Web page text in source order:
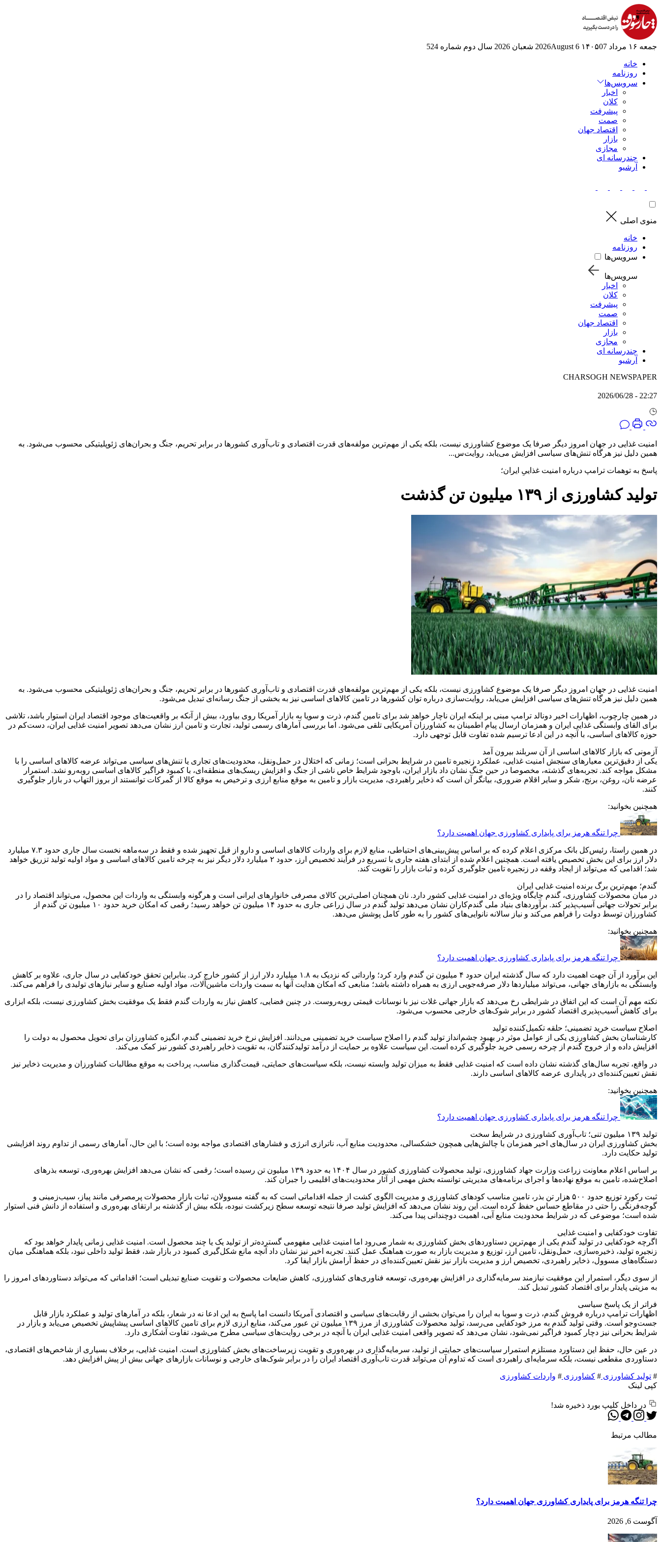
جمعه ۱۶ مرداد ۱۴۰۵ 07 2026August 6 شعبان 2026 سال دوم شماره 524
خانه
روزنامه
سرویس‌ها
اخبار
کلان
پیشرفت
صمت
اقتصاد جهان
بازار
مجازی
چندرسانه ای
آرشیو
منوی اصلی
خانه
روزنامه
سرویس‌ها
سرویس‌ها
اخبار
کلان
پیشرفت
صمت
اقتصاد جهان
بازار
مجازی
چندرسانه ای
آرشیو
CHARSOGH NEWSPAPER
22:27 - 2026/06/28
امنیت غذایی در جهان امروز دیگر صرفا یک موضوع کشاورزی نیست، بلکه یکی از مهم‌ترین مولفه‌های قدرت اقتصادی و تاب‌آوری کشورها در برابر تحریم، جنگ و بحران‌های ژئوپلیتیکی محسوب می‌شود. به
همین دلیل نیز هرگاه تنش‌های سیاسی افزایش می‌یابد، روایت‌س...
پاسخ به توهمات ترامپ درباره امنیت غذاییِ ایران؛
تولید کشاورزی از ۱۳۹ میلیون تن گذشت
امنیت غذایی در جهان امروز دیگر صرفا یک موضوع کشاورزی نیست، بلکه یکی از مهم‌ترین مولفه‌های قدرت اقتصادی و تاب‌آوری کشورها در برابر تحریم، جنگ و بحران‌های ژئوپلیتیکی محسوب می‌شود. به
همین دلیل نیز هرگاه تنش‌های سیاسی افزایش می‌یابد، روایت‌سازی درباره توان کشورها در تامین کالاهای اساسی نیز به بخشی از جنگ رسانه‌ای تبدیل می‌شود.
در همین چارچوب، اظهارات اخیر دونالد ترامپ مبنی بر اینکه ایران ناچار خواهد شد برای تامین گندم، ذرت و سویا به بازار آمریکا روی بیاورد، بیش از آنکه بر واقعیت‌های موجود اقتصاد ایران استوار باشد، تلاشی
برای القای وابستگی غذایی ایران و همزمان ارسال پیام اطمینان به کشاورزان آمریکایی تلقی می‌شود. اما بررسی آمارهای رسمی تولید، تجارت و تامین ارز نشان می‌دهد تصویر امنیت غذایی ایران، دست‌کم در
حوزه کالاهای اساسی، با آنچه در این ادعا ترسیم شده تفاوت قابل توجهی دارد.
آزمونی که بازار کالاهای اساسی از آن سربلند بیرون آمد
یکی از دقیق‌ترین معیارهای سنجش امنیت غذایی، عملکرد زنجیره تامین در شرایط بحرانی است؛ زمانی که اختلال در حمل‌ونقل، محدودیت‌های تجاری یا تنش‌های سیاسی می‌تواند عرضه کالاهای اساسی را با
مشکل مواجه کند. تجربه‌های گذشته، مخصوصا در حین جنگ نشان داد بازار ایران، باوجود شرایط خاص ناشی از جنگ و افزایش ریسک‌های منطقه‌ای، با کمبود فراگیر کالاهای اساسی روبه‌رو نشد. استمرار
عرضه نان، روغن، برنج، شکر و سایر اقلام ضروری، بیانگر آن است که ذخایر راهبردی، مدیریت بازار و تامین به‌ موقع منابع ارزی و ترخیص به موقع کالا از گمرکات توانستند از بروز التهاب در بازار جلوگیری
کنند.
همچنین بخوانید:
چرا تنگه هرمز برای پایداری کشاورزی جهان اهمیت دارد؟
در همین راستا، رئیس‌کل بانک مرکزی اعلام کرده که بر اساس پیش‌بینی‌های احتیاطی، منابع لازم برای واردات کالاهای اساسی و دارو از قبل تجهیز شده و فقط در سه‌ماهه نخست سال جاری حدود ۷.۳ میلیارد
دلار ارز برای این بخش تخصیص یافته است. همچنین اعلام شده از ابتدای هفته جاری با تسریع در فرآیند تخصیص ارز، حدود ۲ میلیارد دلار دیگر نیز به چرخه تامین کالاهای اساسی و مواد اولیه تولید تزریق خواهد
شد؛ اقدامی که می‌تواند از ایجاد وقفه در زنجیره تامین جلوگیری کرده و ثبات بازار را تقویت کند.
گندم؛ مهم‌ترین برگ برنده امنیت غذایی ایران
در میان محصولات کشاورزی، گندم جایگاه ویژه‌ای در امنیت غذایی کشور دارد. نان همچنان اصلی‌ترین کالای مصرفی خانوارهای ایرانی است و هرگونه وابستگی به واردات این محصول، می‌تواند اقتصاد را در
برابر تحولات جهانی آسیب‌پذیر کند. برآوردهای بنیاد ملی گندم‌کاران نشان می‌دهد تولید گندم در سال زراعی جاری به حدود ۱۴ میلیون تن خواهد رسید؛ رقمی که امکان خرید حدود ۱۰ میلیون تن گندم از
کشاورزان توسط دولت را فراهم می‌کند و نیاز سالانه نانوایی‌های کشور را به ‌طور کامل پوشش می‌دهد.
همچنین بخوانید:
چرا تنگه هرمز برای پایداری کشاورزی جهان اهمیت دارد؟
این برآورد از آن جهت اهمیت دارد که سال گذشته ایران حدود ۴ میلیون تن گندم وارد کرد؛ وارداتی که نزدیک به ۱.۸ میلیارد دلار ارز از کشور خارج کرد. بنابراین تحقق خودکفایی در سال جاری، علاوه بر کاهش
وابستگی به بازارهای جهانی، می‌تواند میلیاردها دلار صرفه‌جویی ارزی به همراه داشته باشد؛ منابعی که امکان هدایت آنها به سمت واردات ماشین‌آلات، مواد اولیه صنایع و سایر نیازهای تولیدی را فراهم می‌کند.
نکته مهم آن است که این اتفاق در شرایطی رخ می‌دهد که بازار جهانی غلات نیز با نوسانات قیمتی روبه‌روست. در چنین فضایی، کاهش نیاز به واردات گندم فقط یک موفقیت بخش کشاورزی نیست، بلکه ابزاری
برای کاهش آسیب‌پذیری اقتصاد کشور در برابر شوک‌های خارجی محسوب می‌شود.
اصلاح سیاست خرید تضمینی؛ حلقه تکمیل‌کننده تولید
کارشناسان بخش کشاورزی یکی از عوامل موثر در بهبود چشم‌انداز تولید گندم را اصلاح سیاست خرید تضمینی می‌دانند. افزایش نرخ خرید تضمینی گندم، انگیزه کشاورزان برای تحویل محصول به دولت را
افزایش داده و از خروج گندم از چرخه رسمی خرید جلوگیری کرده است. این سیاست علاوه بر حمایت از درآمد تولیدکنندگان، به تقویت ذخایر راهبردی کشور نیز کمک می‌کند.
در واقع، تجربه سال‌های گذشته نشان داده است که امنیت غذایی فقط به میزان تولید وابسته نیست، بلکه سیاست‌های حمایتی، قیمت‌گذاری مناسب، پرداخت به ‌موقع مطالبات کشاورزان و مدیریت ذخایر نیز
نقش تعیین‌کننده‌ای در پایداری عرضه کالاهای اساسی دارند.
همچنین بخوانید:
چرا تنگه هرمز برای پایداری کشاورزی جهان اهمیت دارد؟
تولید ۱۳۹ میلیون تنی؛ تاب‌آوری کشاورزی در شرایط سخت
بخش کشاورزی ایران در سال‌های اخیر همزمان با چالش‌هایی همچون خشکسالی، محدودیت منابع آب، ناترازی انرژی و فشارهای اقتصادی مواجه بوده است؛ با این حال، آمارهای رسمی از تداوم روند افزایشی
تولید حکایت دارد.
بر اساس اعلام معاونت زراعت وزارت جهاد کشاورزی، تولید محصولات کشاورزی کشور در سال ۱۴۰۴ به حدود ۱۳۹ میلیون تن رسیده است؛ رقمی که نشان می‌دهد افزایش بهره‌وری، توسعه بذرهای
اصلاح‌شده، تامین به ‌موقع نهاده‌ها و اجرای برنامه‌های مدیریتی توانسته بخش مهمی از آثار محدودیت‌های اقلیمی را جبران کند.
ثبت رکورد توزیع حدود ۵۰۰ هزار تن بذر، تامین مناسب کودهای کشاورزی و مدیریت الگوی کشت از جمله اقداماتی است که به گفته مسوولان، ثبات بازار محصولات پرمصرفی مانند پیاز، سیب‌زمینی و
گوجه‌فرنگی را حتی در مقاطع حساس حفظ کرده است. این روند نشان می‌دهد که افزایش تولید صرفا نتیجه توسعه سطح زیرکشت نبوده، بلکه بیش از گذشته بر ارتقای بهره‌وری و استفاده از دانش فنی استوار
شده است؛ موضوعی که در شرایط محدودیت منابع آبی، اهمیت دوچندانی پیدا می‌کند.
تفاوت خودکفایی و امنیت غذایی
اگرچه خودکفایی در تولید گندم یکی از مهم‌ترین دستاوردهای بخش کشاورزی به شمار می‌رود اما امنیت غذایی مفهومی گسترده‌تر از تولید یک یا چند محصول است. امنیت غذایی زمانی پایدار خواهد بود که
زنجیره تولید، ذخیره‌سازی، حمل‌ونقل، تامین ارز، توزیع و مدیریت بازار به ‌صورت هماهنگ عمل کنند. تجربه اخیر نیز نشان داد آنچه مانع شکل‌گیری کمبود در بازار شد، فقط تولید داخلی نبود، بلکه هماهنگی میان
دستگاه‌های مسوول، ذخایر راهبردی، تخصیص ارز و مدیریت بازار نیز نقش تعیین‌کننده‌ای در حفظ آرامش بازار ایفا کرد.
از سوی دیگر، استمرار این موفقیت نیازمند سرمایه‌گذاری در افزایش بهره‌وری، توسعه فناوری‌های کشاورزی، کاهش ضایعات محصولات و تقویت صنایع تبدیلی است؛ اقداماتی که می‌تواند دستاوردهای امروز را
به مزیتی پایدار برای اقتصاد کشور تبدیل کند.
فراتر از یک پاسخ سیاسی
اظهارات ترامپ درباره فروش گندم، ذرت و سویا به ایران را می‌توان بخشی از رقابت‌های سیاسی و اقتصادی آمریکا دانست اما پاسخ به این ادعا نه در شعار، بلکه در آمارهای تولید و عملکرد بازار قابل
جست‌وجو است. وقتی تولید گندم به مرز خودکفایی می‌رسد، تولید محصولات کشاورزی از مرز ۱۳۹ میلیون تن عبور می‌کند، منابع ارزی لازم برای تامین کالاهای اساسی پیشاپیش تخصیص می‌یابد و بازار در
شرایط بحرانی نیز دچار کمبود فراگیر نمی‌شود، نشان می‌دهد که تصویر واقعی امنیت غذایی ایران با آنچه در برخی روایت‌های سیاسی مطرح می‌شود، تفاوت آشکاری دارد.
در عین حال، حفظ این دستاورد مستلزم استمرار سیاست‌های حمایتی از تولید، سرمایه‌گذاری در بهره‌وری و تقویت زیرساخت‌های بخش کشاورزی است. امنیت غذایی، برخلاف بسیاری از شاخص‌های اقتصادی،
دستاوردی مقطعی نیست، بلکه سرمایه‌ای راهبردی است که تداوم آن می‌تواند قدرت تاب‌آوری اقتصاد ایران را در برابر شوک‌های خارجی و نوسانات بازارهای جهانی بیش از پیش افزایش دهد.
# تولید کشاورزی # کشاورزی # واردات کشاورزی
کپی لینک
در داخل کلیپ بورد ذخیره شد!
مطالب مرتبط
چرا تنگه هرمز برای پایداری کشاورزی جهان اهمیت دارد؟
آگوست 6, 2026